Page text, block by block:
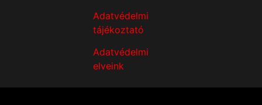
Adatvédelmi
tájékoztató
Adatvédelmi
elveink